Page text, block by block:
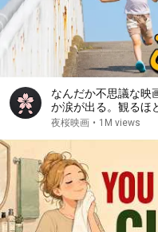
なんだか不思議な映
か涙が出る。観るほ
紹介】
夜桜映画 • 1M views